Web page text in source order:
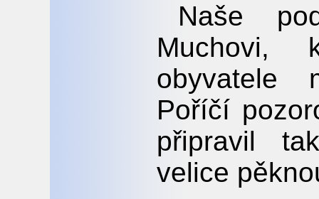
Naše
Muchovi,
obyvatele
Poříčí
připravil
velice